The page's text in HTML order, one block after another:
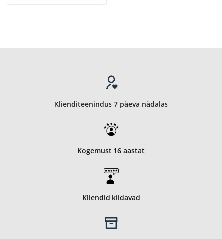
oli: is:
Klienditeenindus 7 päeva nädalas
Kogemust 16 aastat
Kliendid kiidavad